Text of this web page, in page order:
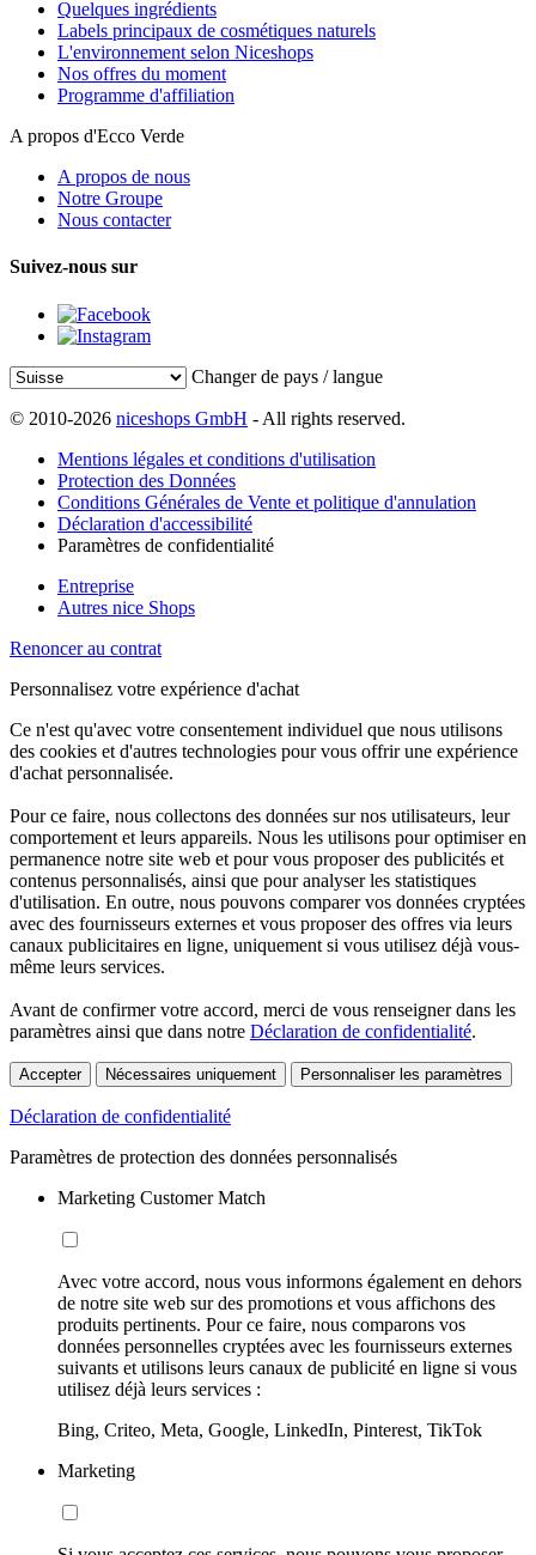
Quelques ingrédients
Labels principaux de cosmétiques naturels
L'environnement selon Niceshops
Nos offres du moment
Programme d'affiliation
A propos d'Ecco Verde
A propos de nous
Notre Groupe
Nous contacter
Suivez-nous sur
Changer de pays / langue
© 2010-2026 niceshops GmbH - All rights reserved.
Mentions légales et conditions d'utilisation
Protection des Données
Conditions Générales de Vente et politique d'annulation
Déclaration d'accessibilité
Paramètres de confidentialité
Entreprise
Autres nice Shops
Renoncer au contrat
Personnalisez votre expérience d'achat
Ce n'est qu'avec votre consentement individuel que nous utilisons
des cookies et d'autres technologies pour vous offrir une expérience
d'achat personnalisée.
Pour ce faire, nous collectons des données sur nos utilisateurs, leur
comportement et leurs appareils. Nous les utilisons pour optimiser en
permanence notre site web et pour vous proposer des publicités et
contenus personnalisés, ainsi que pour analyser les statistiques
d'utilisation. En outre, nous pouvons comparer vos données cryptées
avec des fournisseurs externes et vous proposer des offres via leurs
canaux publicitaires en ligne, uniquement si vous utilisez déjà vous-
même leurs services.
Avant de confirmer votre accord, merci de vous renseigner dans les
paramètres ainsi que dans notre Déclaration de confidentialité.
Accepter Nécessaires uniquement Personnaliser les paramètres
Déclaration de confidentialité
Paramètres de protection des données personnalisés
Marketing Customer Match
Avec votre accord, nous vous informons également en dehors
de notre site web sur des promotions et vous affichons des
produits pertinents. Pour ce faire, nous comparons vos
données personnelles cryptées avec les fournisseurs externes
suivants et utilisons leurs canaux de publicité en ligne si vous
utilisez déjà leurs services :
Bing, Criteo, Meta, Google, LinkedIn, Pinterest, TikTok
Marketing